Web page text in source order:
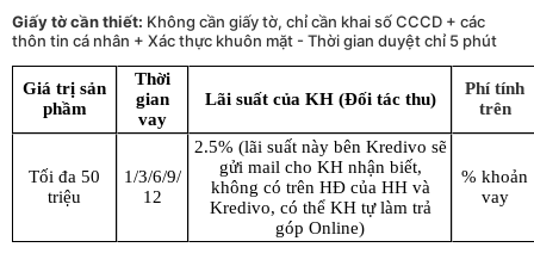
Giấy tờ cần thiết: Không cần giấy tờ, chỉ cần khai số CCCD + các
thôn tin cá nhân + Xác thực khuôn mặt - Thời gian duyệt chỉ 5 phút
Giá trị sản
phầm
Thời
gian
vay
Lãi suất của KH (Đối tác thu)
Phí tính
trên
Tối đa 50
triệu
1/3/6/9/
12
2.5% (lãi suất này bên Kredivo sẽ
gửi mail cho KH nhận biết,
không có trên HĐ của HH và
Kredivo, có thể KH tự làm trả
góp Online)
% khoản
vay